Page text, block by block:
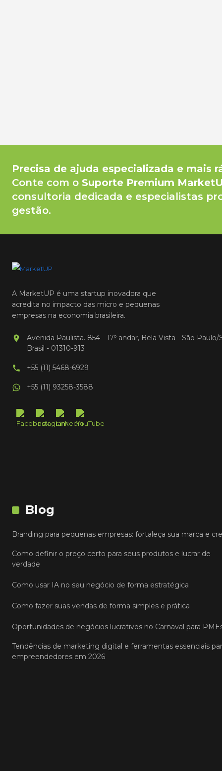
Precisa de ajuda especializada e mais
Conte com o Suporte Premium
consultoria dedicada e especialistas
gestão.
A MarketUP é uma startup inovadora que
acredita no impacto das micro e pequenas
empresas na economia brasileira.
Avenida Paulista. 854 - 17º andar, Bela Vista - São Paulo/
Brasil - 01310-913
+55 (11) 5468-6929
+55 (11) 93258-3588
Blog
Branding para pequenas empresas: fortaleça sua marca e
Como definir o preço certo para seus produtos e lucrar de
verdade
Como usar IA no seu negócio de forma estratégica
Como fazer suas vendas de forma simples e prática
Oportunidades de negócios lucrativos no Carnaval para
Tendências de marketing digital e ferramentas essenciais
empreendedores em 2026